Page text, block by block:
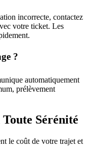
incorrecte, contactez
votre ticket. Les
?
automatiquement
prélèvement
Sérénité
le coût de votre trajet et